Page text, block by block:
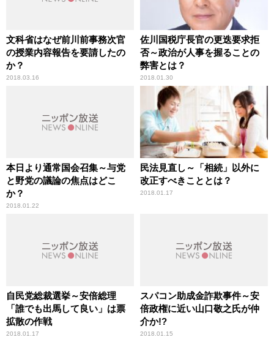
文科省はなぜ前川前事務次官
の授業内容報告を要請したの
か？
2018.03.16
佐川国税庁長官の更迭要求拒
否～政治が人事を握ることの
弊害とは？
2018.01.30
本日より通常国会召集～与党
と野党の議論の焦点はどこ
か？
2018.01.22
民法見直し～「相続」以外に
改正すべきこととは？
2018.01.17
自民党総裁選挙～安倍総理
「誰でも出馬して良い」は票
拡散の作戦
2018.01.17
スパコン助成金詐欺事件～安
倍政権に近い山口敬之氏が仲
介か!?
2018.01.15